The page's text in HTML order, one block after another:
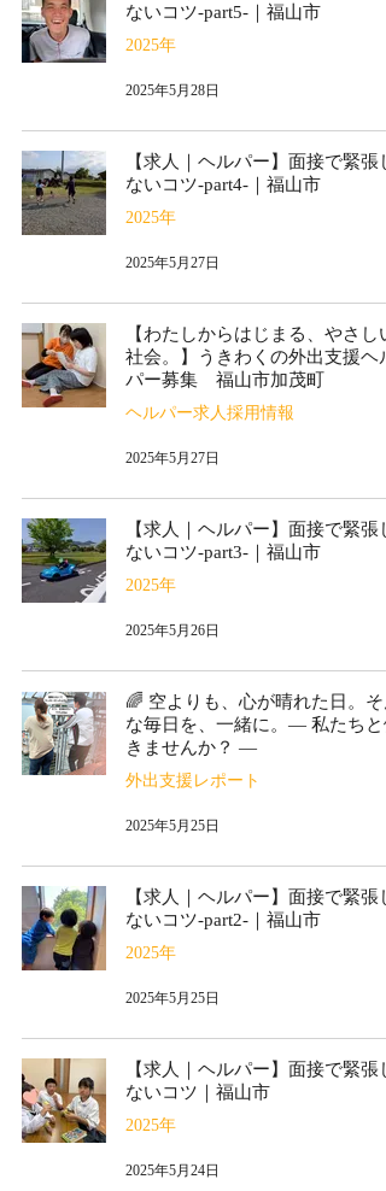
ないコツ-part5-｜福山市
2025年
2025年5月28日
【求人｜ヘルパー】面接で緊張し
ないコツ-part4-｜福山市
2025年
2025年5月27日
【わたしからはじまる、やさしい
社会。】うきわくの外出支援ヘル
パー募集 福山市加茂町
ヘルパー求人採用情報
2025年5月27日
【求人｜ヘルパー】面接で緊張し
ないコツ-part3-｜福山市
2025年
2025年5月26日
🌈 空よりも、心が晴れた日。そ
な毎日を、一緒に。― 私たちと
きませんか？ ―
外出支援レポート
2025年5月25日
【求人｜ヘルパー】面接で緊張し
ないコツ-part2-｜福山市
2025年
2025年5月25日
【求人｜ヘルパー】面接で緊張し
ないコツ｜福山市
2025年
2025年5月24日